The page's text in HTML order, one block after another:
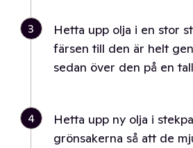
3
Hetta upp olja i en stor
färsen till den är helt
sedan över den på en
4
Hetta upp ny olja i
grönsakerna så att de